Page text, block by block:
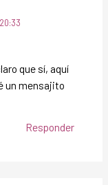
que sí, aquí
un mensajito
Responder